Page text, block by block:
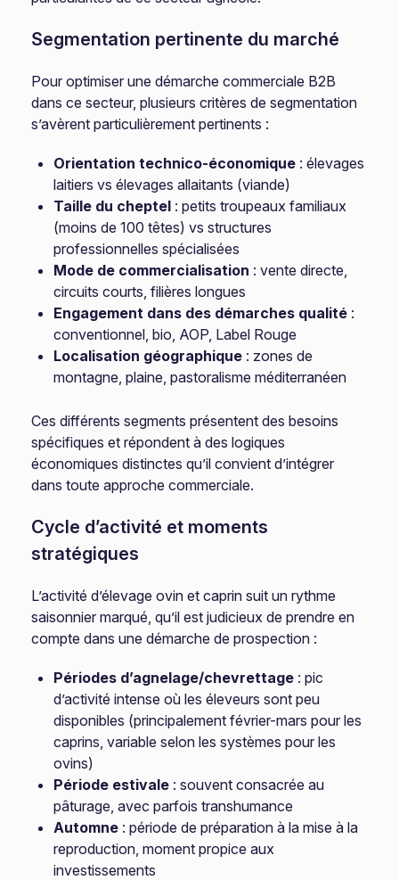
Segmentation pertinente du marché
Pour optimiser une démarche commerciale B2B
dans ce secteur, plusieurs critères de segmentation
s’avèrent particulièrement pertinents :
Orientation technico-économique : élevages
laitiers vs élevages allaitants (viande)
Taille du cheptel : petits troupeaux familiaux
(moins de 100 têtes) vs structures
professionnelles spécialisées
Mode de commercialisation : vente directe,
circuits courts, filières longues
Engagement dans des démarches qualité :
conventionnel, bio, AOP, Label Rouge
Localisation géographique : zones de
montagne, plaine, pastoralisme méditerranéen
Ces différents segments présentent des besoins
spécifiques et répondent à des logiques
économiques distinctes qu’il convient d’intégrer
dans toute approche commerciale.
Cycle d’activité et moments
stratégiques
L’activité d’élevage ovin et caprin suit un rythme
saisonnier marqué, qu’il est judicieux de prendre en
compte dans une démarche de prospection :
Périodes d’agnelage/chevrettage : pic
d’activité intense où les éleveurs sont peu
disponibles (principalement février-mars pour les
caprins, variable selon les systèmes pour les
ovins)
Période estivale : souvent consacrée au
pâturage, avec parfois transhumance
Automne : période de préparation à la mise à la
reproduction, moment propice aux
investissements